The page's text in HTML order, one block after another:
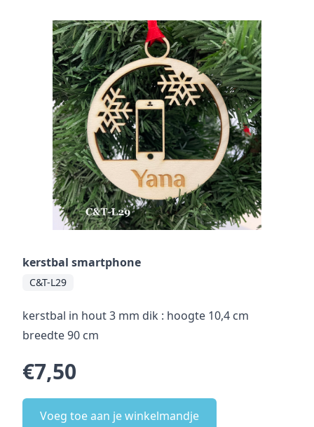
kerstbal smartphone
C&T-L29
kerstbal in hout 3 mm dik : hoogte 10,4 cm
breedte 90 cm
€7,50
Voeg toe aan je winkelmandje